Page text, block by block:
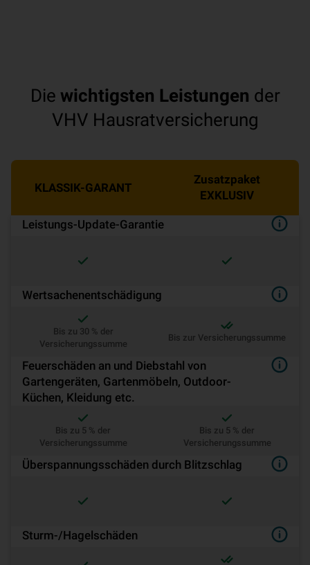
Die wichtigsten Leistungen der
VHV Hausratversicherung
KLASSIK-GARANT
Zusatzpaket
EXKLUSIV
Leistungs-Update-Garantie
Wertsachenentschädigung
Bis zu 30 % der
Versicherungssumme
Bis zur Versicherungssumme
Feuerschäden an und Diebstahl von
Gartengeräten, Gartenmöbeln, Outdoor-
Küchen, Kleidung etc.
Bis zu 5 % der
Versicherungssumme
Bis zu 5 % der
Versicherungssumme
Überspannungsschäden durch Blitzschlag
Sturm-/Hagelschäden